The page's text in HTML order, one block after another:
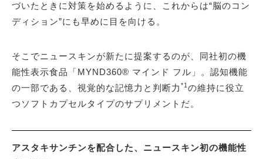
づいたときに対策を始めるように、これからは“脳のコン
ディション”にも早めに目を向ける。
そこでニュースキンが新たに提案するのが、同社初の機
能性表示食品「MYND360® マインド フル」。認知機能
の一部である、視覚的な記憶力と判断力 *1の維持に役立
つソフトカプセルタイプのサプリメントだ。
アスタキサンチンを配合した、ニュースキン初の機能性